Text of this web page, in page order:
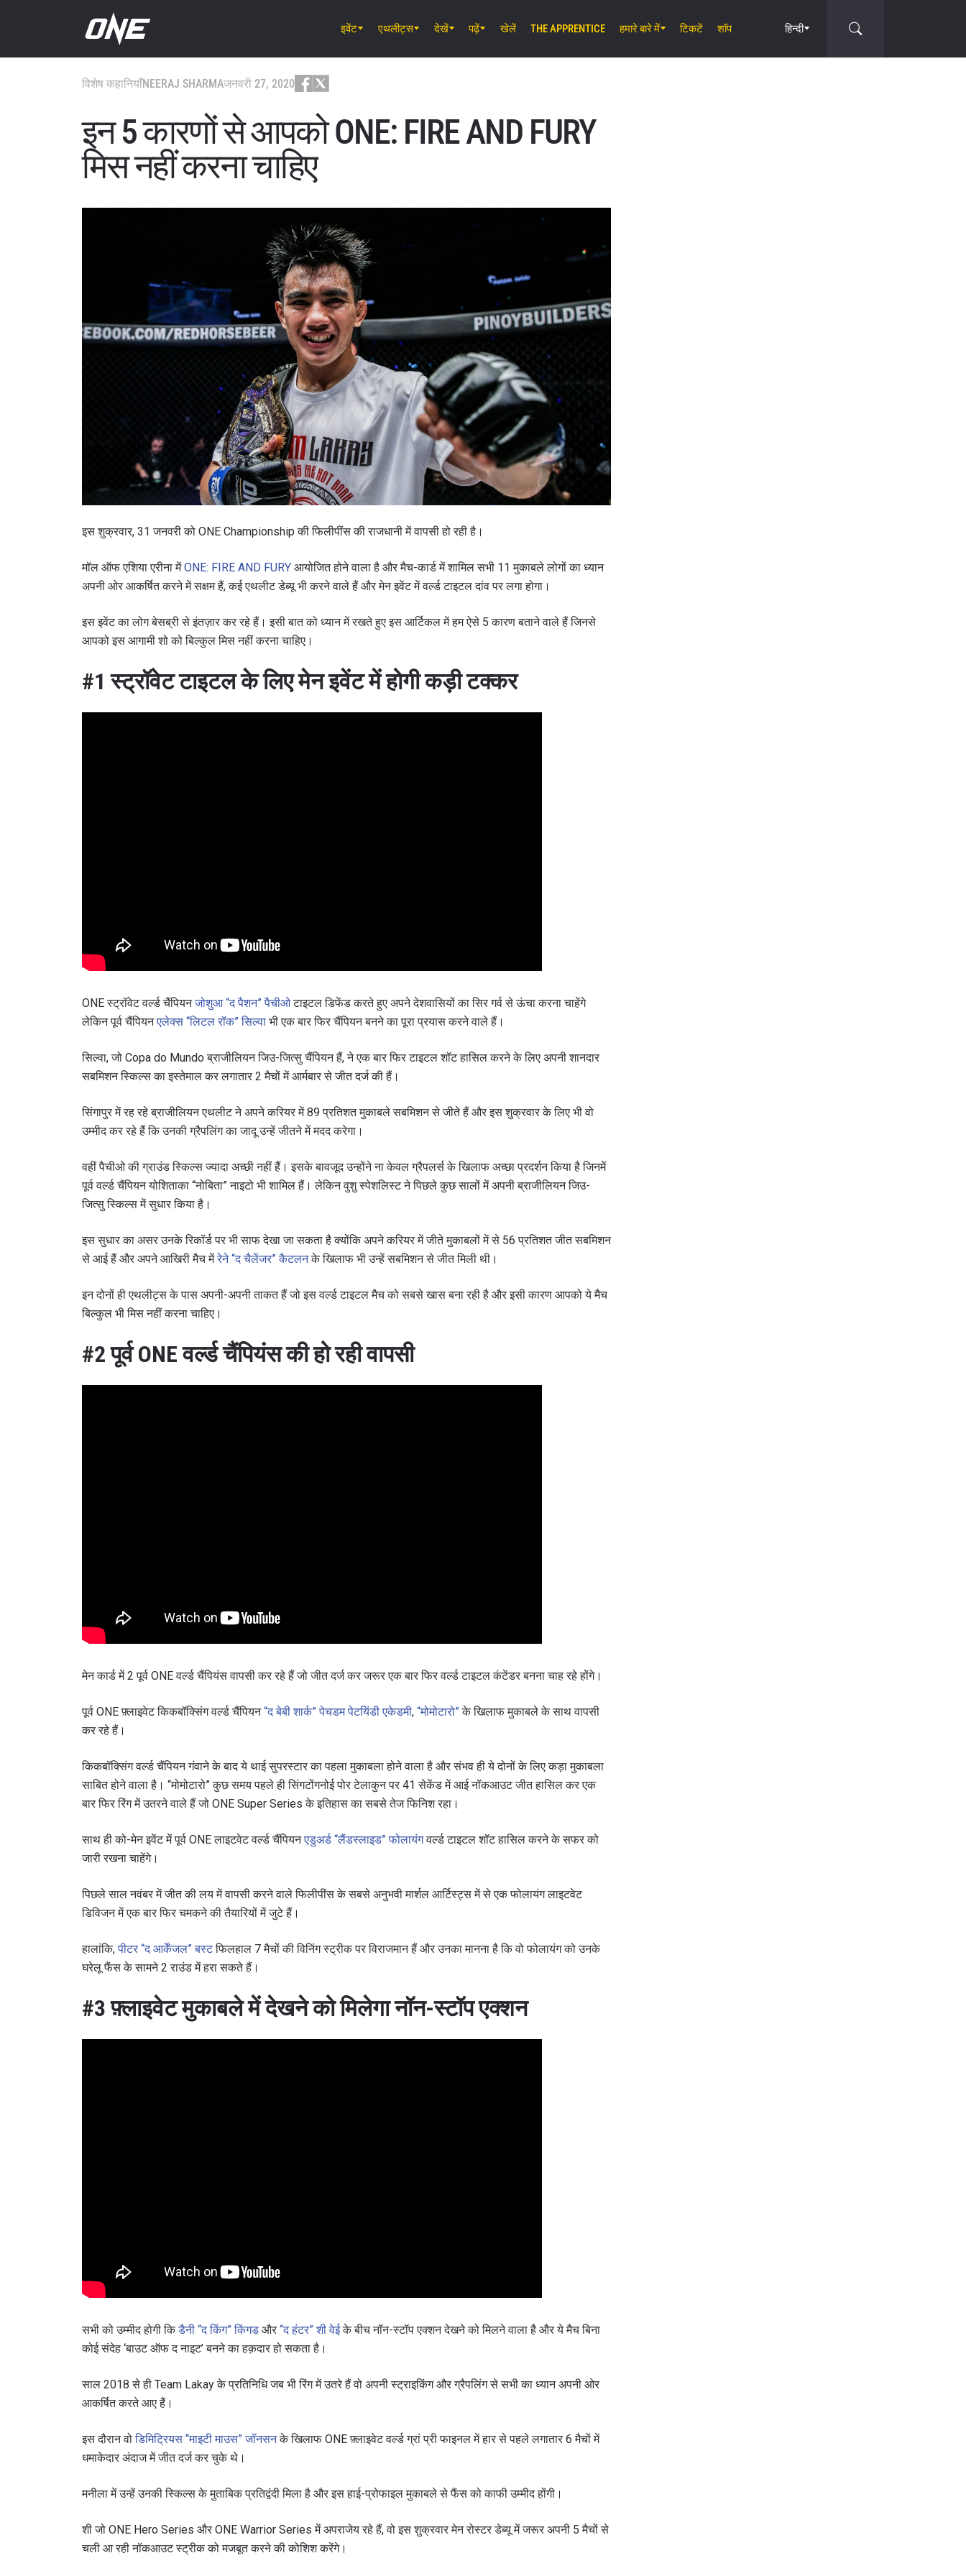
इवेंट एथलीट्स देखें पढ़ें खेलें THE APPRENTICE हमारे बारे में टिकटें शॉप हिन्दी
विशेष कहानियाँNEERAJ SHARMAजनवरी 27, 2020
इन 5 कारणों से आपको ONE: FIRE AND FURY
मिस नहीं करना चाहिए
इस शुक्रवार, 31 जनवरी को ONE Championship की फिलीपींस की राजधानी में वापसी हो रही है।
मॉल ऑफ एशिया एरीना मेंONE: FIRE AND FURY आयोजित होने वाला है और मैच-कार्ड में शामिल सभी 11 मुकाबले लोगों का ध्यान
अपनी ओर आकर्षित करने में सक्षम हैं, कई एथलीट डेब्यू भी करने वाले हैं और मेन इवेंट में वर्ल्ड टाइटल दांव पर लगा होगा।
इस इवेंट का लोग बेसब्री से इंतज़ार कर रहे हैं। इसी बात को ध्यान में रखते हुए इस आर्टिकल में हम ऐसे 5 कारण बताने वाले हैं जिनसे
आपको इस आगामी शो को बिल्कुल मिस नहीं करना चाहिए।
#1स्ट्रॉवेट टाइटल के लिए मेन इवेंट में होगी कड़ी टक्कर
ONE स्ट्रॉवेट वर्ल्ड चैंपियनजोशुआ “द पैशन” पैचीओटाइटल डिफेंड करते हुए अपने देशवासियों का सिर गर्व से ऊंचा करना चाहेंगे
लेकिन पूर्व चैंपियनएलेक्स “लिटल रॉक” सिल्वा भी एक बार फिर चैंपियन बनने का पूरा प्रयास करने वाले हैं।
सिल्वा, जो Copa do Mundo ब्राजीलियन जिउ-जित्सु चैंपियन हैं, ने एक बार फिर टाइटल शॉट हासिल करने के लिए अपनी शानदार
सबमिशन स्किल्स का इस्तेमाल कर लगातार 2 मैचों में आर्मबार से जीत दर्ज की हैं।
सिंगापुर में रह रहे ब्राजीलियन एथलीट ने अपने करियर में 89 प्रतिशत मुकाबले सबमिशन से जीते हैं और इस शुक्रवार के लिए भी वो
उम्मीद कर रहे हैं कि उनकी ग्रैपलिंग का जादू उन्हें जीतने में मदद करेगा।
वहीं पैचीओ की ग्राउंड स्किल्स ज्यादा अच्छी नहीं हैं। इसके बावजूद उन्होंने ना केवल ग्रैपलर्स के खिलाफ अच्छा प्रदर्शन किया है जिनमें
पूर्व वर्ल्ड चैंपियन योशिताका “नोबिता” नाइटो भी शामिल हैं। लेकिन वुशु स्पेशलिस्ट ने पिछले कुछ सालों में अपनी ब्राजीलियन जिउ-
जित्सु स्किल्स में सुधार किया है।
इस सुधार का असर उनके रिकॉर्ड पर भी साफ देखा जा सकता है क्योंकि अपने करियर में जीते मुकाबलों में से 56 प्रतिशत जीत सबमिशन
से आई हैं और अपने आखिरी मैच मेंरेने “द चैलेंजर” कैटलनके खिलाफ भी उन्हें सबमिशन से जीत मिली थी।
इन दोनों ही एथलीट्स के पास अपनी-अपनी ताकत हैं जो इस वर्ल्ड टाइटल मैच को सबसे खास बना रही है और इसी कारण आपको ये मैच
बिल्कुल भी मिस नहीं करना चाहिए।
#2पूर्व ONE वर्ल्ड चैंपियंस की हो रही वापसी
मेन कार्ड में 2 पूर्व ONE वर्ल्ड चैंपियंस वापसी कर रहे हैं जो जीत दर्ज कर जरूर एक बार फिर वर्ल्ड टाइटल कंटेंडर बनना चाह रहे होंगे।
पूर्व ONE फ़्लाइवेट किकबॉक्सिंग वर्ल्ड चैंपियन“द बेबी शार्क” पेचडम पेटयिंडी एकेडमी, “मोमोटारो”के खिलाफ मुकाबले के साथ वापसी
कर रहे हैं।
किकबॉक्सिंग वर्ल्ड चैंपियन गंवाने के बाद ये थाई सुपरस्टार का पहला मुकाबला होने वाला है और संभव ही ये दोनों के लिए कड़ा मुकाबला
साबित होने वाला है। “मोमोटारो” कुछ समय पहले ही सिंगटोंगनोई पोर टेलाकुन पर 41 सेकेंड में आई नॉकआउट जीत हासिल कर एक
बार फिर रिंग में उतरने वाले हैं जो ONE Super Series के इतिहास का सबसे तेज फिनिश रहा।
साथ ही को-मेन इवेंट में पूर्व ONE लाइटवेट वर्ल्ड चैंपियनएडुअर्ड “लैंडस्लाइड” फोलायंगवर्ल्ड टाइटल शॉट हासिल करने के सफर को
जारी रखना चाहेंगे।
पिछले साल नवंबर में जीत की लय में वापसी करने वाले फिलीपींस के सबसे अनुभवी मार्शल आर्टिस्ट्स में से एक फोलायंग लाइटवेट
डिविजन में एक बार फिर चमकने की तैयारियों में जुटे हैं।
हालांकि,पीटर “द आर्केंजल” बस्टफिलहाल 7 मैचों की विनिंग स्ट्रीक पर विराजमान हैं और उनका मानना है कि वो फोलायंग को उनके
घरेलू फैंस के सामने 2 राउंड में हरा सकते हैं।
#3फ़्लाइवेट मुकाबले में देखने को मिलेगा नॉन-स्टॉप एक्शन
सभी को उम्मीद होगी किडैनी “द किंग” किंगड और “द हंटर” शी वेईके बीच नॉन-स्टॉप एक्शन देखने को मिलने वाला है और ये मैच बिना
कोई संदेह ‘बाउट ऑफ द नाइट’ बनने का हक़दार हो सकता है।
साल 2018 से ही Team Lakay के प्रतिनिधि जब भी रिंग में उतरे हैं वो अपनी स्ट्राइकिंग और ग्रैपलिंग से सभी का ध्यान अपनी ओर
आकर्षित करते आए हैं।
इस दौरान वोडिमिट्रियस “माइटी माउस” जॉनसनके खिलाफ ONE फ़्लाइवेट वर्ल्ड ग्रां प्री फाइनल में हार से पहले लगातार 6 मैचों में
धमाकेदार अंदाज में जीत दर्ज कर चुके थे।
मनीला में उन्हें उनकी स्किल्स के मुताबिक प्रतिद्वंदी मिला है और इस हाई-प्रोफाइल मुकाबले से फैंस को काफी उम्मीद होंगी।
शी जो ONE Hero Series और ONE Warrior Series में अपराजेय रहे हैं, वो इस शुक्रवार मेन रोस्टर डेब्यू में जरूर अपनी 5 मैचों से
चली आ रही नॉकआउट स्ट्रीक को मजबूत करने की कोशिश करेंगे।
सदस्यता लें
your information under ourPrivacy Policy. You may unsubscribe from these